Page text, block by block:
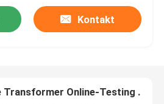
Kontakt
OLTC-Portable Transformer Online-Testing bei Last-Tap-Switch-Tester
Transformator-Öl-Zusammenbruch-Spannungsprüfer Bdv-II bester Preis-100kv